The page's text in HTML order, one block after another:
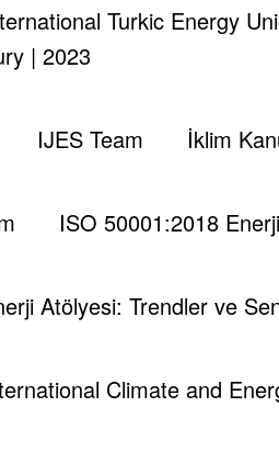
Turkic Energy
| 2023
IJES Team İklim
ISO 50001:2018
Atölyesi: Trendler ve
Climate and